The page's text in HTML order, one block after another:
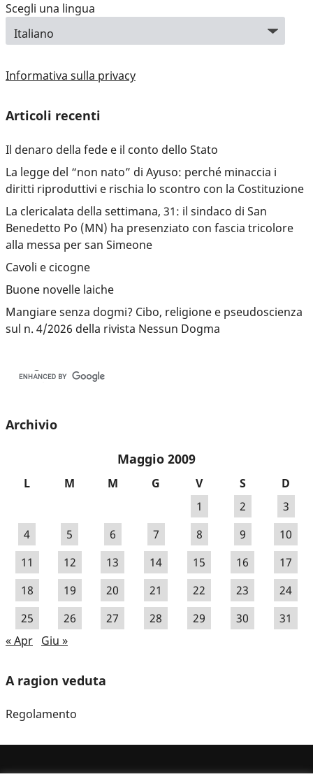
Scegli una lingua
Informativa sulla privacy
Articoli recenti
Il denaro della fede e il conto dello Stato
La legge del “non nato” di Ayuso: perché minaccia i
diritti riproduttivi e rischia lo scontro con la Costituzione
La clericalata della settimana, 31: il sindaco di San
Benedetto Po (MN) ha presenziato con fascia tricolore
alla messa per san Simeone
Cavoli e cicogne
Buone novelle laiche
Mangiare senza dogmi? Cibo, religione e pseudoscienza
sul n. 4/2026 della rivista Nessun Dogma
Archivio
Maggio 2009
L M M G V S
D
1
2
3
4
5 6 7 8 9
10
11
12 13 14 15 16
17
18
19 20 21 22 23
24
25
26 27 28 29 30
31
« Apr Giu »
A ragion veduta
Regolamento